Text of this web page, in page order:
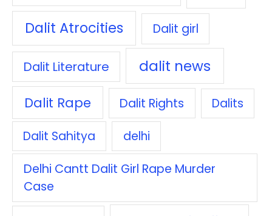
Dalit Atrocities Dalit girl
Dalit Literature dalit news
Dalit Rape Dalit Rights Dalits
Dalit Sahitya delhi
Delhi Cantt Dalit Girl Rape Murder
Case